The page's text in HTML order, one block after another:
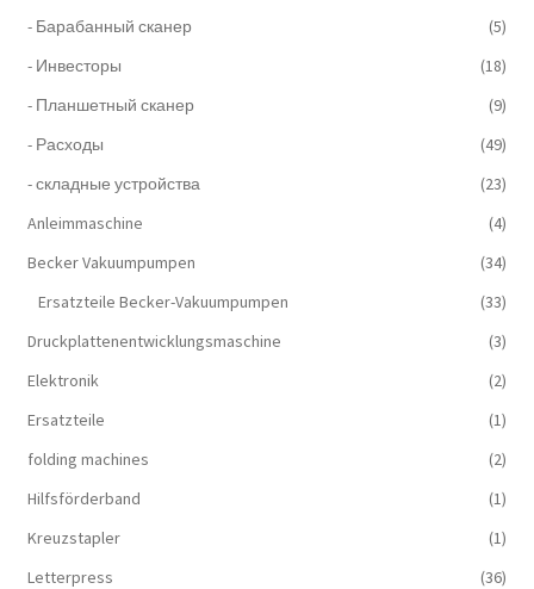
- Барабанный сканер
(5)
- Инвесторы
(18)
- Планшетный сканер
(9)
- Расходы
(49)
- складные устройства
(23)
Anleimmaschine
(4)
Becker Vakuumpumpen
(34)
Ersatzteile Becker-Vakuumpumpen
(33)
Druckplattenentwicklungsmaschine
(3)
Elektronik
(2)
Ersatzteile
(1)
folding machines
(2)
Hilfsförderband
(1)
Kreuzstapler
(1)
Letterpress
(36)